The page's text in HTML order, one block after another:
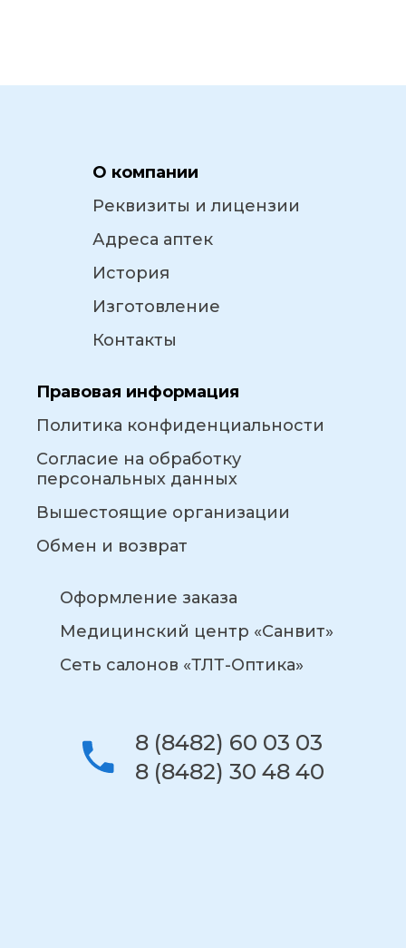
О компании
Реквизиты и лицензии
Адреса аптек
История
Изготовление
Контакты
Правовая информация
Политика конфиденциальности
Согласие на обработку
персональных данных
Вышестоящие организации
Обмен и возврат
Оформление заказа
Медицинский центр «Санвит»
Сеть салонов «ТЛТ-Оптика»
8 (8482) 60 03 03
8 (8482) 30 48 40